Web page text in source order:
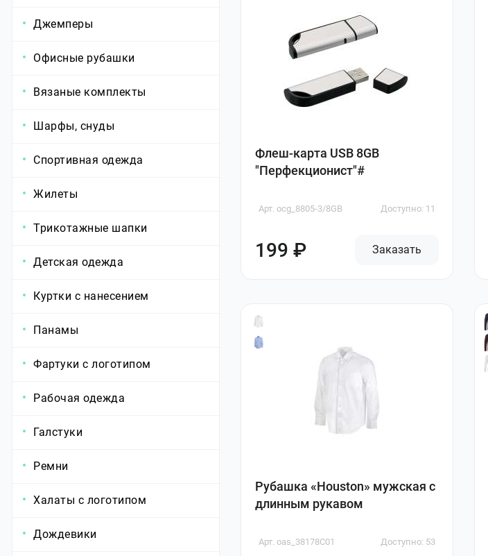
Джемперы
Офисные рубашки
Вязаные комплекты
Шарфы, снуды
Спортивная одежда
Жилеты
Трикотажные шапки
Детская одежда
Куртки с нанесением
Панамы
Фартуки с логотипом
Рабочая одежда
Галстуки
Ремни
Халаты с логотипом
Дождевики
Флеш-карта USB 8GB
"Перфекционист"#
Арт. ocg_8805-3/8GB Доступно: 11
199 ₽ Заказать
Рубашка «Houston» мужская с
длинным рукавом
Арт. oas_38178C01 Доступно: 53